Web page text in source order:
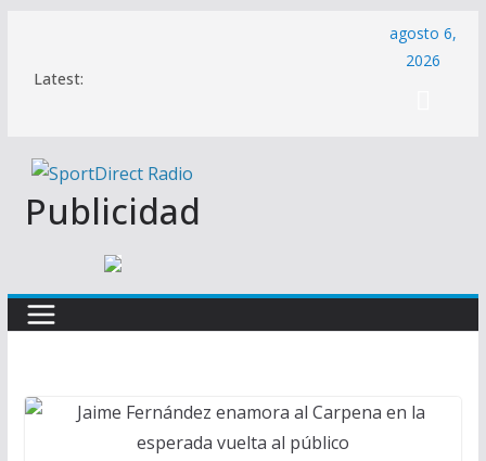
contenido
Latest:
agosto 6,
2026
Publicidad